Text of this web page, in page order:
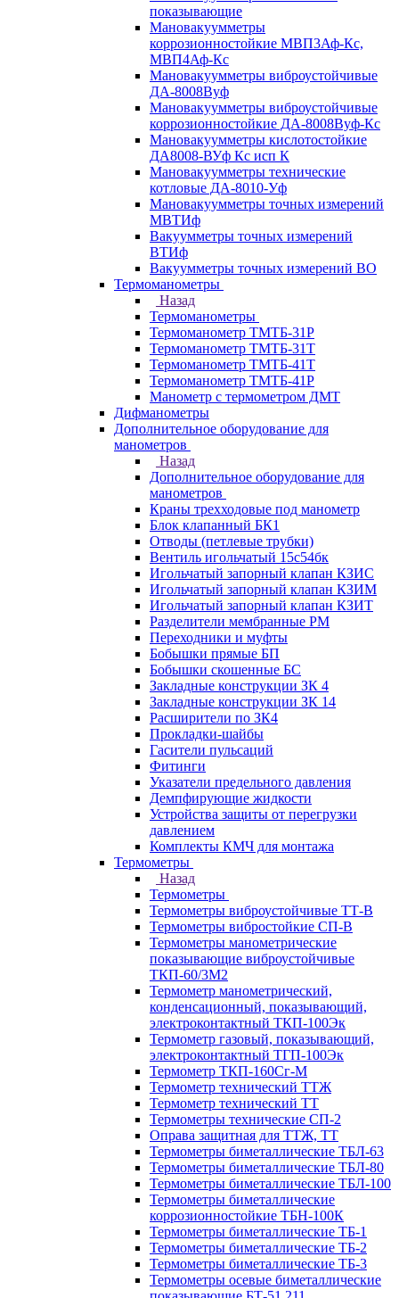
показывающие
Мановакуумметры
коррозионностойкие МВП3Аф-Кс,
МВП4Аф-Кс
Мановакуумметры виброустойчивые
ДА-8008Вуф
Мановакуумметры виброустойчивые
коррозионностойкие ДА-8008Вуф-Кс
Мановакуумметры кислотостойкие
ДА8008-ВУф Кс исп К
Мановакуумметры технические
котловые ДА-8010-Уф
Мановакуумметры точных измерений
МВТИф
Вакуумметры точных измерений
ВТИф
Вакуумметры точных измерений ВО
Термоманометры
Назад
Термоманометры
Термоманометр ТМТБ-31Р
Термоманометр ТМТБ-31Т
Термоманометр ТМТБ-41Т
Термоманометр ТМТБ-41Р
Манометр с термометром ДМТ
Дифманометры
Дополнительное оборудование для
манометров
Назад
Дополнительное оборудование для
манометров
Краны трехходовые под манометр
Блок клапанный БК1
Отводы (петлевые трубки)
Вентиль игольчатый 15с54бк
Игольчатый запорный клапан КЗИС
Игольчатый запорный клапан КЗИМ
Игольчатый запорный клапан КЗИТ
Разделители мембранные РМ
Переходники и муфты
Бобышки прямые БП
Бобышки скошенные БС
Закладные конструкции ЗК 4
Закладные конструкции ЗК 14
Расширители по ЗК4
Прокладки-шайбы
Гасители пульсаций
Фитинги
Указатели предельного давления
Демпфирующие жидкости
Устройства защиты от перегрузки
давлением
Комплекты КМЧ для монтажа
Термометры
Назад
Термометры
Термометры виброустойчивые ТТ-В
Термометры вибростойкие СП-В
Термометры манометрические
показывающие виброустойчивые
ТКП-60/3М2
Термометр манометрический,
конденсационный, показывающий,
электроконтактный ТКП-100Эк
Термометр газовый, показывающий,
электроконтактный ТГП-100Эк
Термометр ТКП-160Сг-М
Термометр технический ТТЖ
Термометр технический ТТ
Термометры технические СП-2
Оправа защитная для ТТЖ, ТТ
Термометры биметаллические ТБЛ-63
Термометры биметаллические ТБЛ-80
Термометры биметаллические ТБЛ-100
Термометры биметаллические
коррозионностойкие ТБН-100К
Термометры биметаллические ТБ-1
Термометры биметаллические ТБ-2
Термометры биметаллические ТБ-3
Термометры осевые биметаллические